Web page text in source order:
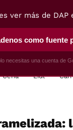
SELECCIÓN
Cena Lidl
ver más de DAP
como fuente
necesitas una cuenta de